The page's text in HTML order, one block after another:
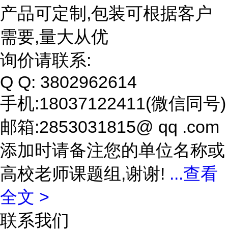
产品可定制,包装可根据客户
需要,量大从优
询价请联系:
Q Q: 3802962614
手机:18037122411(微信同号)
邮箱:2853031815@ qq .com
添加时请备注您的单位名称或
高校老师课题组,谢谢! ...查看
全文 >
联系我们